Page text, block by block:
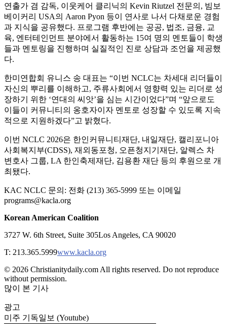
연출가 겸 감독, 이웃케어 클리닉의 Kevin Riutzel 전문의, 빔보
베이커리 USA의 Aaron Pyon 등이 연사로 나서 다채로운 경험
과 지식을 공유했다. 프로그램 후반에는 공공, 법조, 금융, 교
육, 엔터테인먼트 분야에서 활동하는 15여 명의 멘토들이 학생
들과 멘토링을 진행하며 실질적인 진로 상담과 조언을 제공했
다.
한미연합회 유니스 송 대표는 “이번 NCLC는 차세대 리더들이
자신의 뿌리를 이해하고, 주류사회에서 영향력 있는 리더로 성
장하기 위한 ‘연대의 씨앗’을 심는 시간이었다”며 “앞으로도
이들이 커뮤니티의 옹호자이자 멘토로 성장할 수 있도록 지속
적으로 지원하겠다”고 밝혔다.
이번 NCLC 2026은 한인커뮤니티재단, 내일재단, 캘리포니아
사회복지부(CDSS), 재외동포청, 오픈청지기재단, 알렉스 차
변호사 그룹, LA 한인축제재단, 김용환 재단 등의 후원으로 개
최됐다.
KAC NCLC 문의: 전화 (213) 365-5999 또는 이메일
programs@kacla.org
Korean American Coalition
3727 W. 6th Street, Suite 305Los Angeles, CA 90020
T: 213.365.5999www.kacla.org
© 2026 Christianitydaily.com All rights reserved. Do not reproduce
without permission.
많이 본 기사
광고
미주 기독일보 (Youtube)